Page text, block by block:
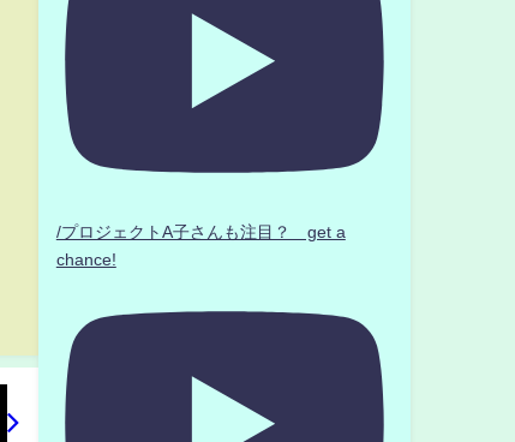
/プロジェクトA子さんも注目？ get a
chance!